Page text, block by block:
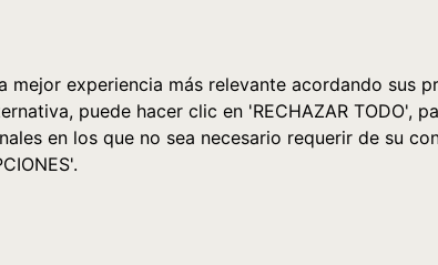
experiencia más relevante acordando sus
puede hacer clic en 'RECHAZAR TODO',
en los que no sea necesario requerir de su